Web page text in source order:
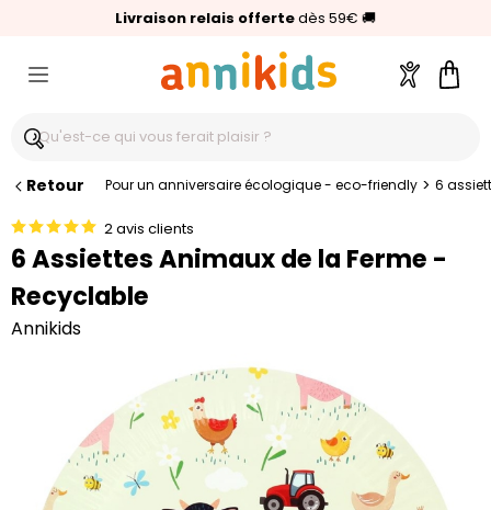
Livraison relais offertedès 59€ 🚚
🥇Palmarès Capital 2025 :Annikids N°1
⭐⭐⭐⭐⭐4,6/5(24 000 avis clients)
Compte
Retour Pour un anniversaire écologique - eco-friendly > 6
2 avis clients
6 Assiettes Animaux de la Ferme -
Recyclable
Annikids